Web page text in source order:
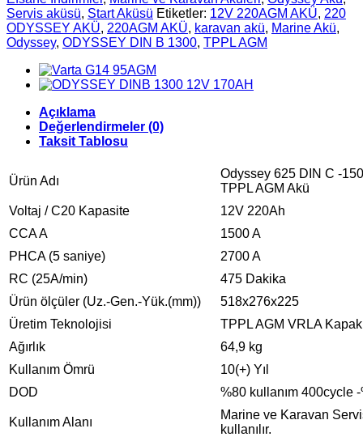
Servis aküsü, Start Aküsü Etiketler: 12V 220AGM AKÜ, 220
ODYSSEY AKÜ, 220AGM AKÜ, karavan akü, Marine Akü,
Odyssey, ODYSSEY DIN B 1300, TPPL AGM
Açıklama
Değerlendirmeler (0)
Taksit Tablosu
Ürün Adı
Odyssey 625 DIN C -
TPPL AGM Akü
Voltaj / C20 Kapasite
12V 220Ah
CCA A
1500 A
PHCA (5 saniye)
2700 A
RC (25A/min)
475 Dakika
Ürün ölçüler (Uz.-Gen.-Yük.(mm))
518x276x225
Üretim Teknolojisi
TPPL AGM VRLA Kapak
Ağırlık
64,9 kg
Kullanım Ömrü
10(+) Yıl
DOD
%80 kullanım 400cycle
Kullanım Alanı
Marine ve Karavan
kullanılır.